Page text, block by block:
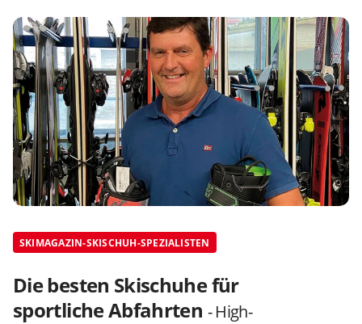
SKIMAGAZIN-SKISCHUH-SPEZIALISTEN
Die besten Skischuhe für
sportliche Abfahrten - High-